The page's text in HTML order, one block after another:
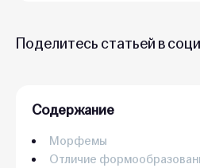
Поделитесь статьей в
Содержание
Морфемы
Отличие